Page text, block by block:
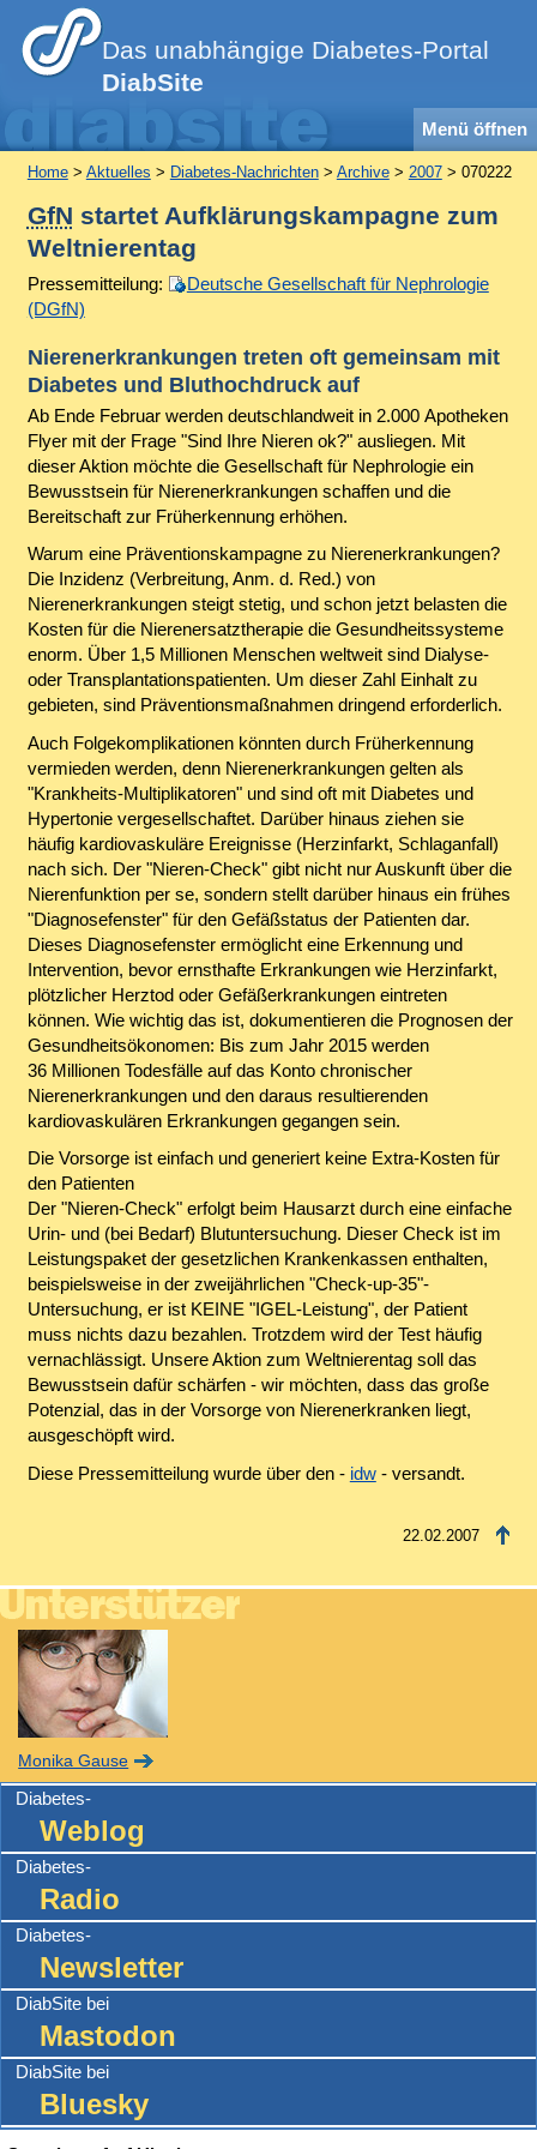
Das unabhängige Diabetes-Portal
DiabSite
Menü öffnen
Home> Aktuelles > Diabetes-Nachrichten> Archive> 2007> 070222
GfN startet Aufklärungskampagne zum
Weltnierentag
Pressemitteilung:
Deutsche Gesellschaft für Nephrologie
(DGfN)
Nierenerkrankungen treten oft gemeinsam mit
Diabetes und Bluthochdruck auf
Ab Ende Februar werden deutschlandweit in 2.000 Apotheken
Flyer mit der Frage "Sind Ihre Nieren ok?" ausliegen. Mit
dieser Aktion möchte die Gesellschaft für Nephrologie ein
Bewusstsein für Nierenerkrankungen schaffen und die
Bereitschaft zur Früherkennung erhöhen.
Warum eine Präventionskampagne zu Nierenerkrankungen?
Die Inzidenz (Verbreitung, Anm. d. Red.) von
Nierenerkrankungen steigt stetig, und schon jetzt belasten die
Kosten für die Nierenersatztherapie die Gesundheitssysteme
enorm. Über 1,5 Millionen Menschen weltweit sind Dialyse-
oder Transplantationspatienten. Um dieser Zahl Einhalt zu
gebieten, sind Präventionsmaßnahmen dringend erforderlich.
Auch Folgekomplikationen könnten durch Früherkennung
vermieden werden, denn Nierenerkrankungen gelten als
"Krankheits-Multiplikatoren" und sind oft mit Diabetes und
Hypertonie vergesellschaftet. Darüber hinaus ziehen sie
häufig kardiovaskuläre Ereignisse (Herzinfarkt, Schlaganfall)
nach sich. Der "Nieren-Check" gibt nicht nur Auskunft über die
Nierenfunktion per se, sondern stellt darüber hinaus ein frühes
"Diagnosefenster" für den Gefäßstatus der Patienten dar.
Dieses Diagnosefenster ermöglicht eine Erkennung und
Intervention, bevor ernsthafte Erkrankungen wie Herzinfarkt,
plötzlicher Herztod oder Gefäßerkrankungen eintreten
können. Wie wichtig das ist, dokumentieren die Prognosen der
Gesundheitsökonomen: Bis zum Jahr 2015 werden
36 Millionen Todesfälle auf das Konto chronischer
Nierenerkrankungen und den daraus resultierenden
kardiovaskulären Erkrankungen gegangen sein.
Die Vorsorge ist einfach und generiert keine Extra-Kosten für
den Patienten
Der "Nieren-Check" erfolgt beim Hausarzt durch eine einfache
Urin- und (bei Bedarf) Blutuntersuchung. Dieser Check ist im
Leistungspaket der gesetzlichen Krankenkassen enthalten,
beispielsweise in der zweijährlichen "Check-up-35"-
Untersuchung, er ist KEINE "IGEL-Leistung", der Patient
muss nichts dazu bezahlen. Trotzdem wird der Test häufig
vernachlässigt. Unsere Aktion zum Weltnierentag soll das
Bewusstsein dafür schärfen - wir möchten, dass das große
Potenzial, das in der Vorsorge von Nierenerkranken liegt,
ausgeschöpft wird.
Diese Pressemitteilung wurde über den - idw- versandt.
22.02.2007
Monika Gause
Diabetes-
Weblog
Diabetes-
Radio
Diabetes-
Newsletter
DiabSite bei
Mastodon
DiabSite bei
Bluesky